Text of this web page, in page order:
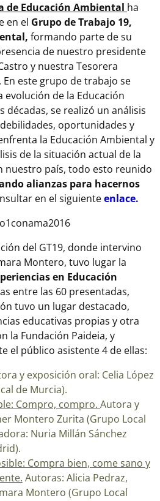
de Educación Ambiental ha
en el Grupo de Trabajo 19,
formando parte de su
de nuestro presidente
y nuestra Tesorera
este grupo de trabajo se
de la Educación
décadas, se realizó un análisis
oportunidades y
la Educación Ambiental y
de la situación actual de la
nuestro país, todo esto reunido
alianzas para hacernos
en el siguienteenlace.
del GT19, donde intervino
Montero, tuvo lugar la
en Educación
entre las 60 presentadas,
tuvo un lugar destacado,
educativas propias y otra
la Fundación Paideia, y
el público asistente 4 de ellas:
y exposición oral: Celia López
de Murcia).
Compro, compro. Autora y
Montero Zurita (Grupo Local
Nuria Millán Sánchez
Compra bien, come sano y
Autoras: Alicia Pedraz,
Montero (Grupo Local